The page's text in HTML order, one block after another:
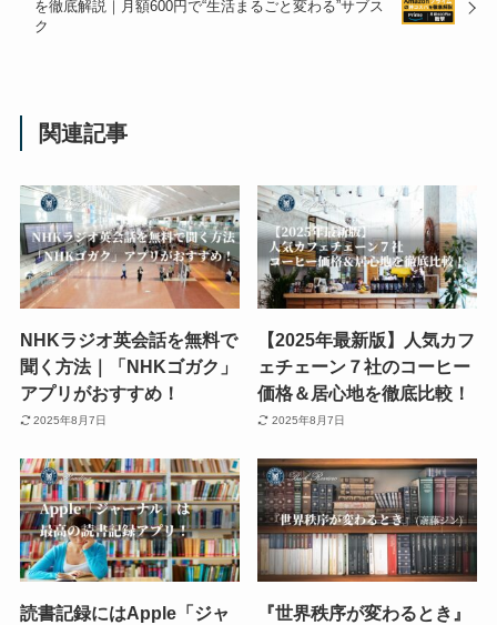
を徹底解説｜月額600円で“生活まるごと変わる”サブス
ク
関連記事
NHKラジオ英会話を無料で
聞く方法｜「NHKゴガク」
アプリがおすすめ！
2025年8月7日
【2025年最新版】人気カフ
ェチェーン７社のコーヒー
価格＆居心地を徹底比較！
2025年8月7日
読書記録にはApple「ジャ
『世界秩序が変わるとき』